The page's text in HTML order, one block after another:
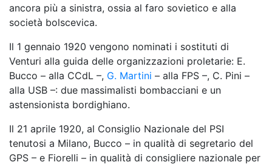
ancora più a sinistra, ossia al faro sovietico e alla
società bolscevica.
Il 1 gennaio 1920 vengono nominati i sostituti di
Venturi alla guida delle organizzazioni proletarie: E.
Bucco – alla CCdL –, G. Martini – alla FPS –, C. Pini –
alla USB –: due massimalisti bombacciani e un
astensionista bordighiano.
Il 21 aprile 1920, al Consiglio Nazionale del PSI
tenutosi a Milano, Bucco – in qualità di segretario del
GPS – e Fiorelli – in qualità di consigliere nazionale per